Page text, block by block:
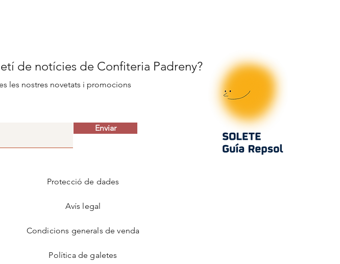
Protecció de dades
Avís legal
Condicions generals de venda
Política de galetes
Enviar
de notícies de Confiteria Padreny?
les nostres novetats i promocions